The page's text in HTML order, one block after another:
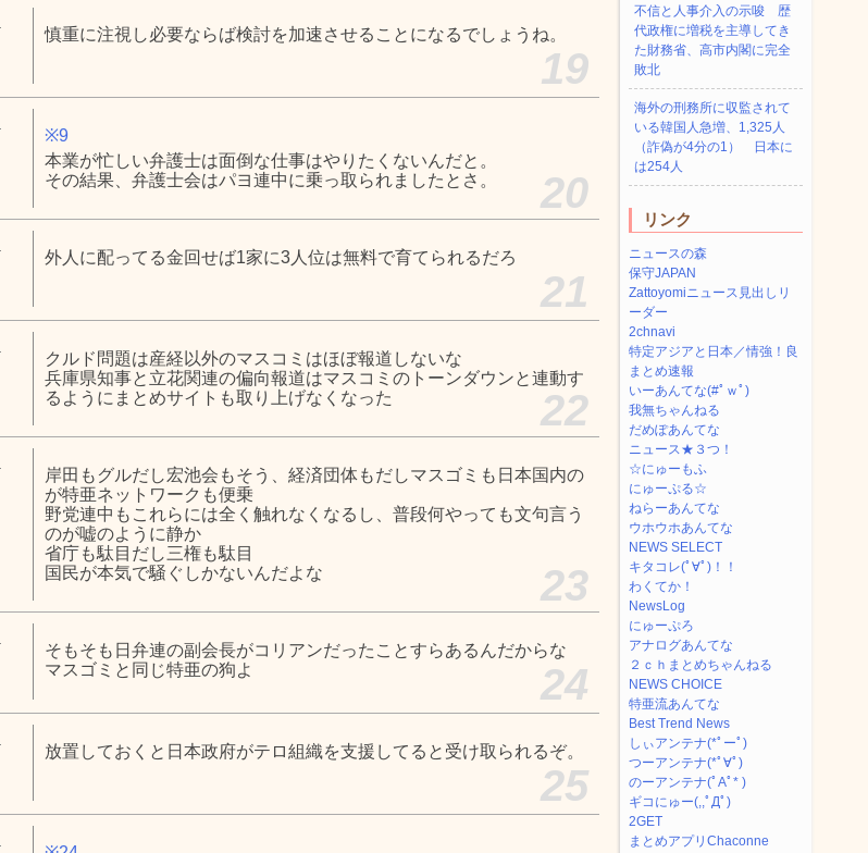
慎重に注視し必要ならば検討を加速させることになるでしょうね。
19
※9
本業が忙しい弁護士は面倒な仕事はやりたくないんだと。
その結果、弁護士会はパヨ連中に乗っ取られましたとさ。
20
外人に配ってる金回せば1家に3人位は無料で育てられるだろ
21
クルド問題は産経以外のマスコミはほぼ報道しないな
兵庫県知事と立花関連の偏向報道はマスコミのトーンダウンと連動す
るようにまとめサイトも取り上げなくなった
22
岸田もグルだし宏池会もそう、経済団体もだしマスゴミも日本国内の
が特亜ネットワークも便乗
野党連中もこれらには全く触れなくなるし、普段何やっても文句言う
のが嘘のように静か
省庁も駄目だし三権も駄目
国民が本気で騒ぐしかないんだよな
23
そもそも日弁連の副会長がコリアンだったことすらあるんだからな
マスゴミと同じ特亜の狗よ
24
放置しておくと日本政府がテロ組織を支援してると受け取られるぞ。
25
不信と人事介入の示唆 歴
代政権に増税を主導してき
た財務省、高市内閣に完全
敗北
海外の刑務所に収監されて
いる韓国人急増、1,325人
（詐偽が4分の1） 日本に
は254人
リンク
ニュースの森
保守JAPAN
Zattoyomiニュース見出しリ
ーダー
2chnavi
特定アジアと日本／情強！良
まとめ速報
いーあんてな(#ﾟｗﾟ)
我無ちゃんねる
だめぽあんてな
ニュース★３つ！
☆にゅーもふ
にゅーぷる☆
ねらーあんてな
ウホウホあんてな
NEWS SELECT
キタコレ(ﾟ∀ﾟ)！！
わくてか！
NewsLog
にゅーぷろ
アナログあんてな
２ｃｈまとめちゃんねる
NEWS CHOICE
特亜流あんてな
Best Trend News
しぃアンテナ(*ﾟーﾟ)
つーアンテナ(*ﾟ∀ﾟ)
のーアンテナ(ﾟAﾟ* )
ギコにゅー(,,ﾟДﾟ)
2GET
まとめアプリChaconne